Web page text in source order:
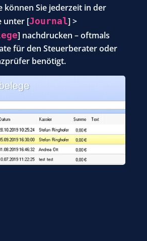
können Sie jederzeit in der
unter [Journal] >
] nachdrucken – oftmals
für den Steuerberater oder
benötigt.